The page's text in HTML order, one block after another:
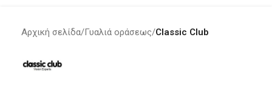
Αρχική σελίδα Γυαλιά οράσεως Classic Club